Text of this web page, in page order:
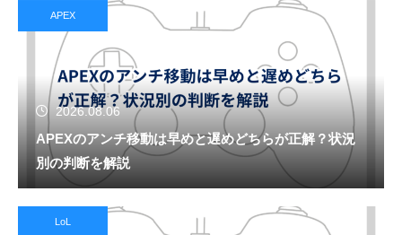
APEX
2026.08.06
APEXのアンチ移動は早めと遅めどちらが正解？状況
別の判断を解説
LoL